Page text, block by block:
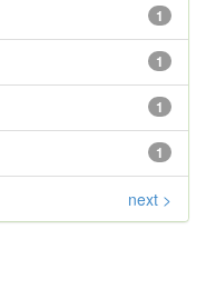
1
1
1
1
next >